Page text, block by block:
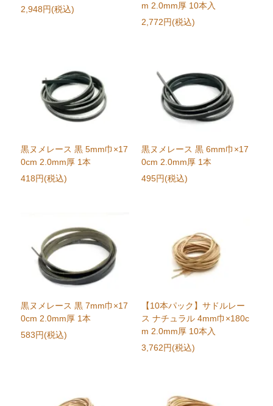
2,948円(税込)
m 2.0mm厚 10本入
2,772円(税込)
黒ヌメレース 黒 5mm巾×17
0cm 2.0mm厚 1本
418円(税込)
黒ヌメレース 黒 6mm巾×17
0cm 2.0mm厚 1本
495円(税込)
黒ヌメレース 黒 7mm巾×17
0cm 2.0mm厚 1本
583円(税込)
【10本パック】サドルレー
ス ナチュラル 4mm巾×180c
m 2.0mm厚 10本入
3,762円(税込)